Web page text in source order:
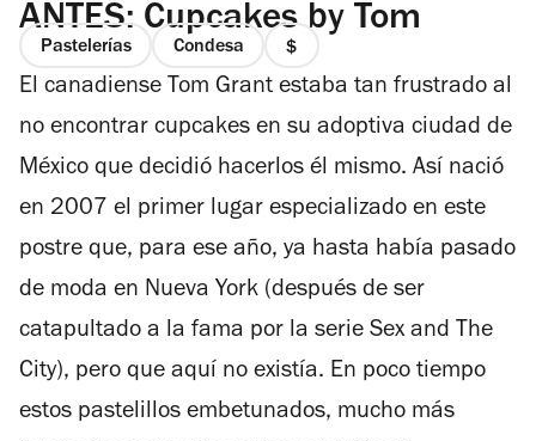
ANTES: Cupcakes by Tom
Pastelerías Condesa
precio
1
El canadiense Tom Grant estaba tan frustrado al
no encontrar cupcakes en su adoptiva ciudad de
México que decidió hacerlos él mismo. Así nació
en 2007 el primer lugar especializado en este
postre que, para ese año, ya hasta había pasado
de moda en Nueva York (después de ser
catapultado a la fama por la serie Sex and The
City), pero que aquí no existía. En poco tiempo
estos pastelillos embetunados, mucho más